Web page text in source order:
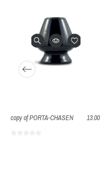
copy of PORTA-CHASEN 13.00